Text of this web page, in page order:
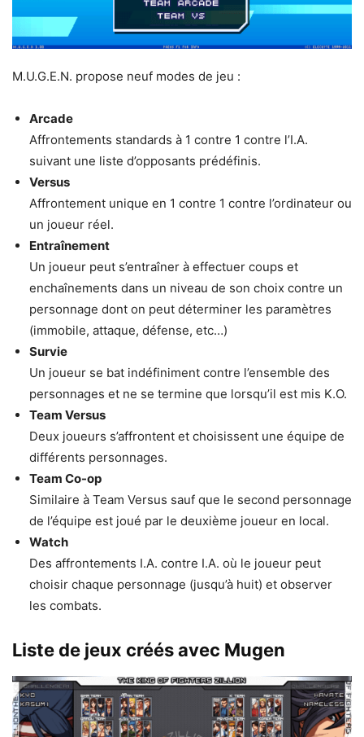
M.U.G.E.N. propose neuf modes de jeu :
Arcade
Affrontements standards à 1 contre 1 contre l’I.A.
suivant une liste d’opposants prédéfinis.
Versus
Affrontement unique en 1 contre 1 contre l’ordinateur ou
un joueur réel.
Entraînement
Un joueur peut s’entraîner à effectuer coups et
enchaînements dans un niveau de son choix contre un
personnage dont on peut déterminer les paramètres
(immobile, attaque, défense, etc…)
Survie
Un joueur se bat indéfiniment contre l’ensemble des
personnages et ne se termine que lorsqu’il est mis K.O.
Team Versus
Deux joueurs s’affrontent et choisissent une équipe de
différents personnages.
Team Co-op
Similaire à Team Versus sauf que le second personnage
de l’équipe est joué par le deuxième joueur en local.
Watch
Des affrontements I.A. contre I.A. où le joueur peut
choisir chaque personnage (jusqu’à huit) et observer
les combats.
Liste de jeux créés avec Mugen